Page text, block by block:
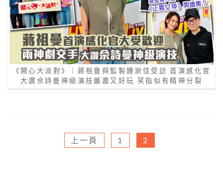
《開心大派對》｜蔣祖曼與監製鍾澍佳受訪 首演感化官
大讚佘詩曼神級演技嚴肅又好玩 笑指似有精神分裂
上一頁 1 2